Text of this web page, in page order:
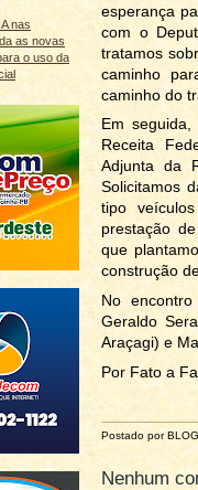
nas
as novas
o uso da
esperança
com o
tratamos
caminho
caminho do
Em
Receita
Adjunta da
Solicitamos
tipo
prestação
que
construção
No
Geraldo
Araçagi) e
Por Fato a
Postado por
Nenhum